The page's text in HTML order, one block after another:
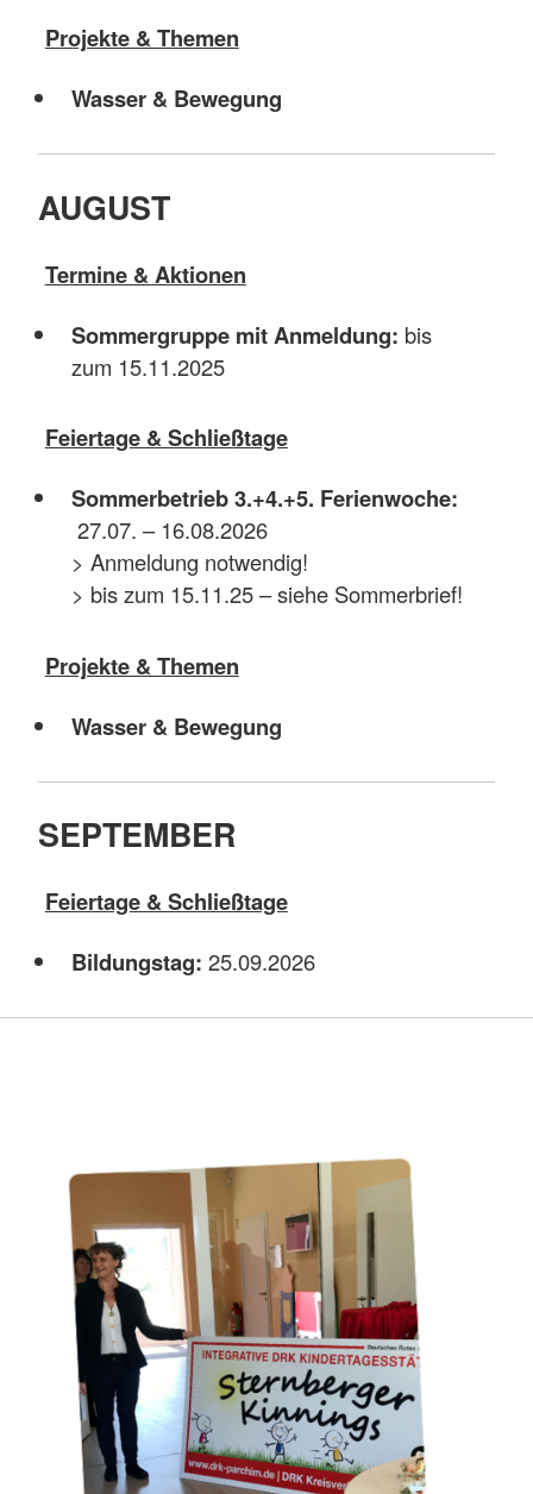
Projekte & Themen
Wasser & Bewegung
AUGUST
Termine & Aktionen
Sommergruppe mit Anmeldung: bis
zum 15.11.2025
Feiertage & Schließtage
Sommerbetrieb 3.+4.+5. Ferienwoche:
27.07. – 16.08.2026
> Anmeldung notwendig!
> bis zum 15.11.25 – siehe Sommerbrief!
Projekte & Themen
Wasser & Bewegung
SEPTEMBER
Feiertage & Schließtage
Bildungstag: 25.09.2026